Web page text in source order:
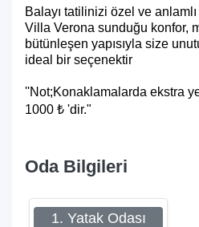
Balayı tatilinizi özel ve anlamlı
Villa Verona sunduğu konfor,
bütünleşen yapısıyla size
ideal bir seçenektir
''Not;Konaklamalarda ekstra
1000 ₺ 'dir."
Oda Bilgileri
1. Yatak Odası